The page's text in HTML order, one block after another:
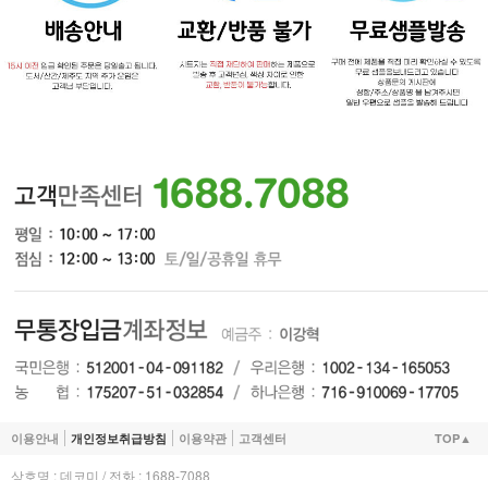
이용안내 개인정보취급방침 이용약관 고객센터 TOP▲
상호명 : 데코미 / 전화 : 1688-7088